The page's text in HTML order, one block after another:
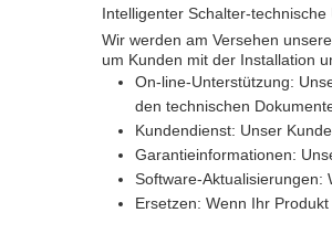
Intelligenter Schalter-
Wir werden am Versehen
um Kunden mit der Installation
On-line-Unterstützung:
den technischen
Kundendienst: Unser
Garantieinformationen:
Software-Aktualisierungen:
Ersetzen: Wenn Ihr